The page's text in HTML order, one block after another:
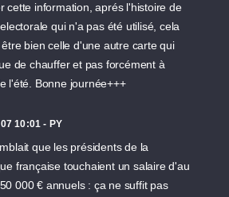
cette information, aprés l'histoire de
qui n'a pas été utilisé, cela
bien celle d'une autre carte qui
de chauffer et pas forcément à
l'été. Bonne journée+++
10:01 - PY
que les présidents de la
française touchaient un salaire d'au
000 € annuels : ça ne suffit pas